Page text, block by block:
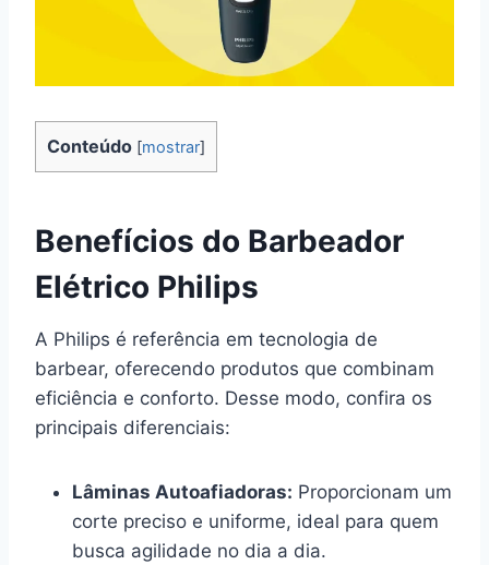
Conteúdo [mostrar]
Benefícios do Barbeador
Elétrico Philips
A Philips é referência em tecnologia de
barbear, oferecendo produtos que combinam
eficiência e conforto. Desse modo, confira os
principais diferenciais:
Lâminas Autoafiadoras: Proporcionam um
corte preciso e uniforme, ideal para quem
busca agilidade no dia a dia.